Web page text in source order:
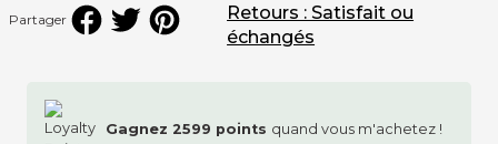
Partager
Gagnez 2599 points quand vous m'achetez !
Retours : Satisfait ou
échangés